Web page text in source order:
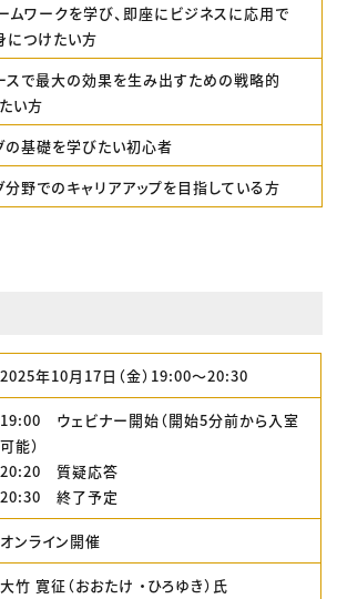
ムワークを学び、即座にビジネスに応用で
につけたい方
スで最大の効果を生み出すための戦略的
い方
の基礎を学びたい初心者
分野でのキャリアアップを目指している方
2025年10月17日（金）19:00〜20:30
19:00 ウェビナー開始（開始5分前から入室
可能）
20:20 質疑応答
20:30 終了予定
オンライン開催
大竹 寛征（おおたけ ・ひろゆき）氏